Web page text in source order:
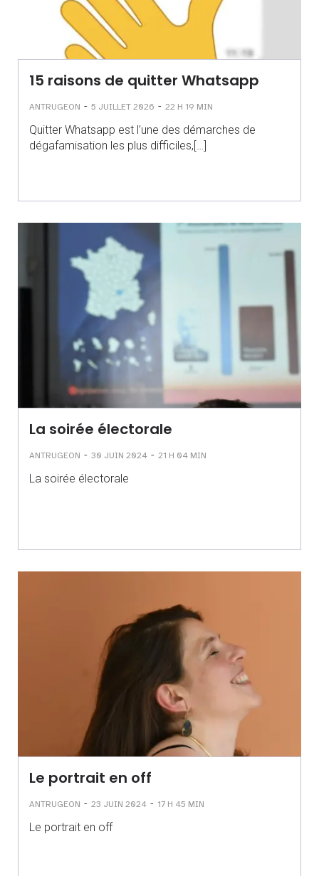
15 raisons de quitter Whatsapp
ANTRUGEON - 5 JUILLET 2026 - 22 H 19 MIN
Quitter Whatsapp est l’une des démarches de
dégafamisation les plus difficiles,[…]
La soirée électorale
ANTRUGEON - 30 JUIN 2024 - 21 H 04 MIN
La soirée électorale
Le portrait en off
ANTRUGEON - 23 JUIN 2024 - 17 H 45 MIN
Le portrait en off